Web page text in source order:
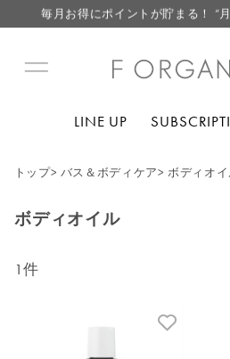
毎月お得にポイントが貯まる！ “
【重要】F ORGANICS Website
毎月お得にポイントが貯まる！ “
LINE UP
トップ> バス＆ボディケア>ボディオ
ボディオイル
1件